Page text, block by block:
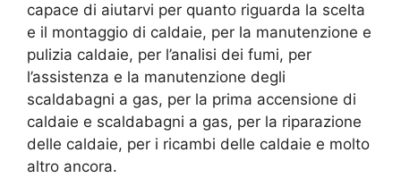
capace di aiutarvi per quanto riguarda la scelta
e il montaggio di caldaie, per la manutenzione e
pulizia caldaie, per l’analisi dei fumi, per
l’assistenza e la manutenzione degli
scaldabagni a gas, per la prima accensione di
caldaie e scaldabagni a gas, per la riparazione
delle caldaie, per i ricambi delle caldaie e molto
altro ancora.